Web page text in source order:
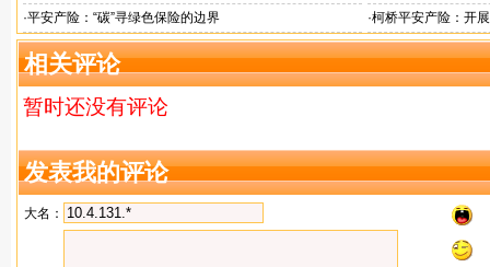
·平安产险：“碳”寻绿色保险的边界 ·柯桥平安产险：开
相关评论
暂时还没有评论
发表我的评论
大名：